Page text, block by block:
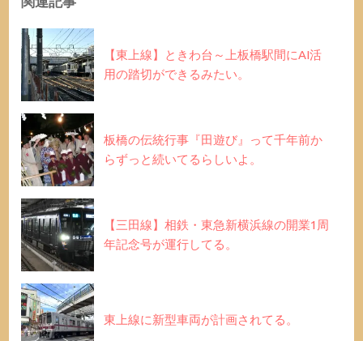
【東上線】ときわ台～上板橋駅間にAI活
用の踏切ができるみたい。
板橋の伝統行事『田遊び』って千年前か
らずっと続いてるらしいよ。
【三田線】相鉄・東急新横浜線の開業1周
年記念号が運行してる。
東上線に新型車両が計画されてる。